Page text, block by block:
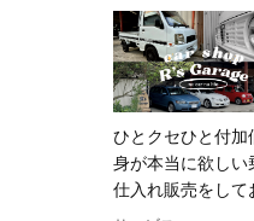
ひとクセひと付加
身が本当に欲しい
仕入れ販売をして